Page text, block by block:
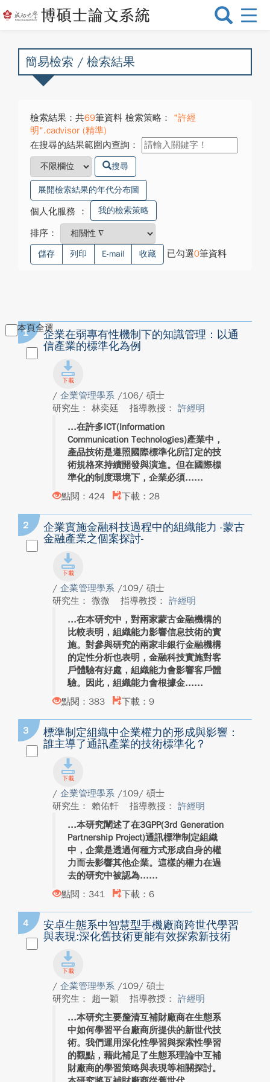
選
換
簡易檢索 / 檢索結果
檢索結果：共69筆資料 檢索策略：
"許經
明".cadvisor (精準)
在搜尋的結果範圍內查詢：
搜尋
展開檢索結果的年代分布圖
個人化服務 ： 我的檢索策略
排序：
儲存 列印 E-mail 收藏 已勾選0筆資料
本頁全選
1
企業在弱專有性機制下的知識管理：以通
信產業的標準化為例
/ 企業管理學系 /106/ 碩士
研究生： 林奕廷
指導教授： 許經明
在許多ICT(Information
Communication Technologies)產業中，
產品技術是遵照國際標準化所訂定的技
術規格來持續開發與演進。但在國際標
準化的制度環境下，企業必須...
點閱：424
下載：28
2
企業實施金融科技過程中的組織能力 -蒙古
金融產業之個案探討-
/ 企業管理學系 /109/ 碩士
研究生： 微微
指導教授： 許經明
在本研究中，對兩家蒙古金融機構的
比較表明，組織能力影響信息技術的實
施。對參與研究的兩家非銀行金融機構
的定性分析也表明，金融科技實施對客
戶體驗有好處，組織能力會影響客戶體
驗。因此，組織能力會根據金...
點閱：383
下載：9
3
標準制定組織中企業權力的形成與影響：
誰主導了通訊產業的技術標準化？
/ 企業管理學系 /109/ 碩士
研究生： 賴佑軒
指導教授： 許經明
本研究闡述了在3GPP(3rd Generation
Partnership Project)通訊標準制定組織
中，企業是透過何種方式形成自身的權
力而去影響其他企業。這樣的權力在過
去的研究中被認為...
點閱：341
下載：6
4
安卓生態系中智慧型手機廠商跨世代學習
與表現:深化舊技術更能有效探索新技術
/ 企業管理學系 /109/ 碩士
研究生： 趙一穎
指導教授： 許經明
本研究主要釐清互補財廠商在生態系
中如何學習平台廠商所提供的新世代技
術。我們運用深化性學習與探索性學習
的觀點，藉此補足了生態系理論中互補
財廠商的學習策略與表現等相關探討。